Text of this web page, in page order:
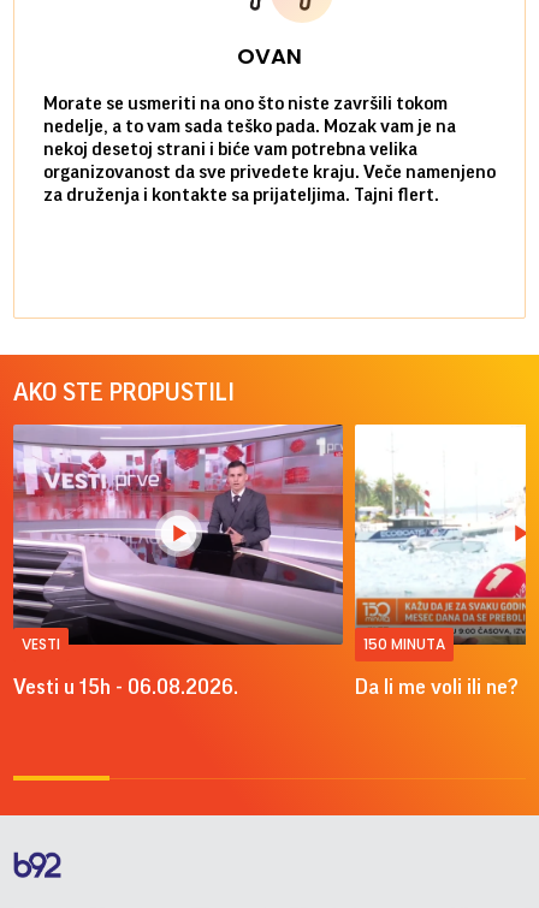
OVAN
Morate se usmeriti na ono što niste završili tokom
nedelje, a to vam sada teško pada. Mozak vam je na
nekoj desetoj strani i biće vam potrebna velika
organizovanost da sve privedete kraju. Veče namenjeno
za druženja i kontakte sa prijateljima. Tajni flert.
AKO STE PROPUSTILI
VESTI
Vesti u 15h - 06.08.2026.
150 MINUTA
Da li me voli ili ne?